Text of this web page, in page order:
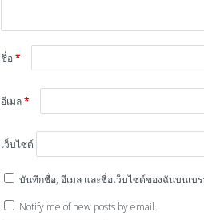
ชื่อ*
อีเมล*
เว็บไซต์
บันทึกชื่อ, อีเมล และชื่อเว็บไซต์ของฉันบนเบ
Notify me of new posts by email.